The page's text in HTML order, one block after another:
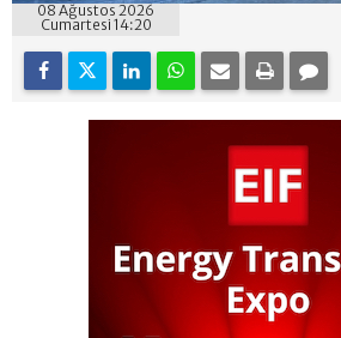
08 Ağustos 2026
Cumartesi 14:20